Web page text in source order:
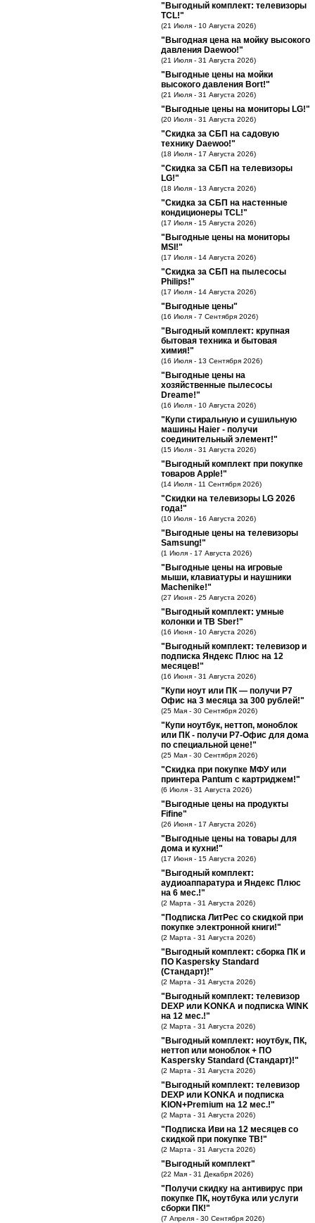
"Выгодный комплект: телевизоры
TCL!"
(21 Июля - 10 Августа 2026)
"Выгодная цена на мойку высокого
давления Daewoo!"
(21 Июля - 31 Августа 2026)
"Выгодные цены на мойки
высокого давления Bort!"
(21 Июля - 31 Августа 2026)
"Выгодные цены на мониторы LG!"
(20 Июля - 31 Августа 2026)
"Скидка за СБП на садовую
технику Daewoo!"
(18 Июля - 17 Августа 2026)
"Скидка за СБП на телевизоры
LG!"
(18 Июля - 13 Августа 2026)
"Скидка за СБП на настенные
кондиционеры TCL!"
(17 Июля - 15 Августа 2026)
"Выгодные цены на мониторы
MSI!"
(17 Июля - 14 Августа 2026)
"Скидка за СБП на пылесосы
Philips!"
(17 Июля - 14 Августа 2026)
"Выгодные цены"
(16 Июля - 7 Сентября 2026)
"Выгодный комплект: крупная
бытовая техника и бытовая
химия!"
(16 Июля - 13 Сентября 2026)
"Выгодные цены на
хозяйственные пылесосы
Dreame!"
(16 Июля - 10 Августа 2026)
"Купи стиральную и сушильную
машины Haier - получи
соединительный элемент!"
(15 Июля - 31 Августа 2026)
"Выгодный комплект при покупке
товаров Apple!"
(14 Июля - 11 Сентября 2026)
"Скидки на телевизоры LG 2026
года!"
(10 Июля - 16 Августа 2026)
"Выгодные цены на телевизоры
Samsung!"
(1 Июля - 17 Августа 2026)
"Выгодные цены на игровые
мыши, клавиатуры и наушники
Machenike!"
(27 Июня - 25 Августа 2026)
"Выгодный комплект: умные
колонки и ТВ Sber!"
(16 Июня - 10 Августа 2026)
"Выгодный комплект: телевизор и
подписка Яндекс Плюс на 12
месяцев!"
(16 Июня - 31 Августа 2026)
"Купи ноут или ПК — получи Р7
Офис на 3 месяца за 300 рублей!"
(25 Мая - 30 Сентября 2026)
"Купи ноутбук, неттоп, моноблок
или ПК - получи Р7-Офис для дома
по специальной цене!"
(25 Мая - 30 Сентября 2026)
"Скидка при покупке МФУ или
принтера Pantum с картриджем!"
(6 Июля - 31 Августа 2026)
"Выгодные цены на продукты
Fifine"
(26 Июня - 17 Августа 2026)
"Выгодные цены на товары для
дома и кухни!"
(17 Июня - 15 Августа 2026)
"Выгодный комплект:
аудиоаппаратура и Яндекс Плюс
на 6 мес.!"
(2 Марта - 31 Августа 2026)
"Подписка ЛитРес со скидкой при
покупке электронной книги!"
(2 Марта - 31 Августа 2026)
"Выгодный комплект: сборка ПК и
ПО Kaspersky Standard
(Стандарт)!"
(2 Марта - 31 Августа 2026)
"Выгодный комплект: телевизор
DEXP или KONKA и подписка WINK
на 12 мес.!"
(2 Марта - 31 Августа 2026)
"Выгодный комплект: ноутбук, ПК,
неттоп или моноблок + ПО
Kaspersky Standard (Стандарт)!"
(2 Марта - 31 Августа 2026)
"Выгодный комплект: телевизор
DEXP или KONKA и подписка
KION+Premium на 12 мес.!"
(2 Марта - 31 Августа 2026)
"Подписка Иви на 12 месяцев со
скидкой при покупке ТВ!"
(2 Марта - 31 Августа 2026)
"Выгодный комплект"
(22 Мая - 31 Декабря 2026)
"Получи скидку на антивирус при
покупке ПК, ноутбука или услуги
сборки ПК!"
(7 Апреля - 30 Сентября 2026)